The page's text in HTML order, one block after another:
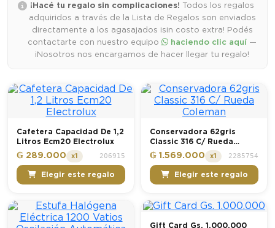
¡Hacé tu regalo sin complicaciones! Todos los regalos
adquiridos a través de la Lista de Regalos son enviados
directamente a los agasajados ¡sin costo extra! Podés
contactarte con nuestro equipo
haciendo clic aquí —
¡Nosotros nos encargamos de hacer llegar tu regalo!
Cafetera Capacidad De 1,2
Litros Ecm20 Electrolux
₲ 289.000 x1 206915
Elegir este regalo
Conservadora 62gris
Classic 316 C/ Rueda
Coleman
₲ 1.569.000 x1 2285754
Elegir este regalo
Gift Card Gs. 1.000.000